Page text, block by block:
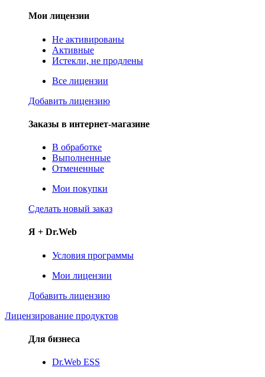
Мои лицензии
Не активированы
Активные
Истекли, не продлены
Все лицензии
Добавить лицензию
Заказы в интернет-магазине
В обработке
Выполненные
Отмененные
Мои покупки
Сделать новый заказ
Я + Dr.Web
Условия программы
Мои лицензии
Добавить лицензию
Лицензирование продуктов
Для бизнеса
Dr.Web ESS